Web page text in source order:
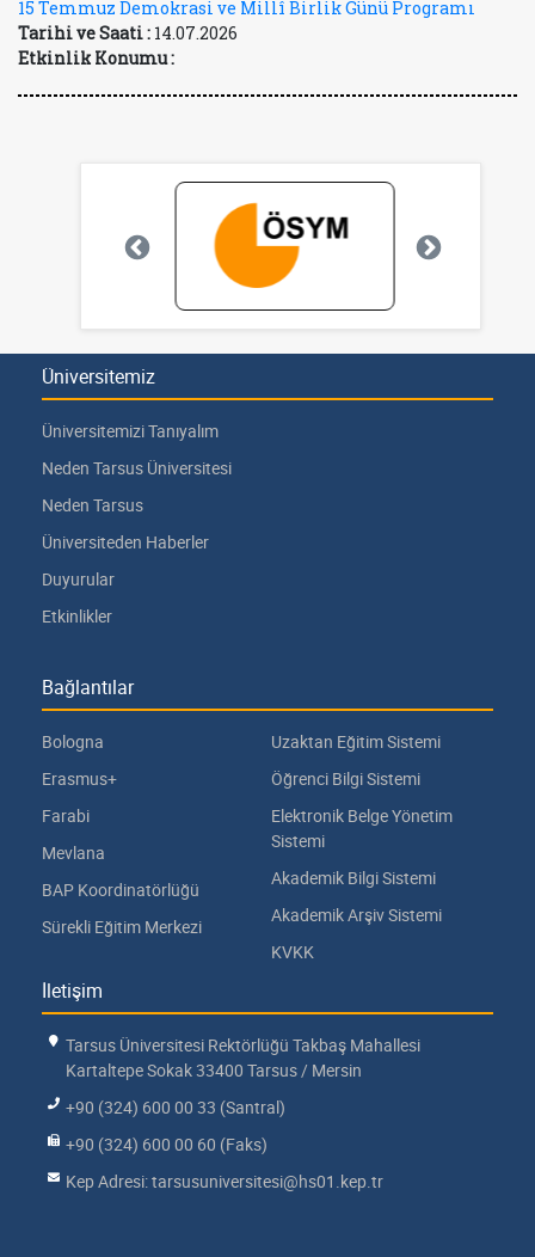
15 Temmuz Demokrasi ve Millî Birlik Günü Programı
Tarihi ve Saati : 14.07.2026
Etkinlik Konumu :
Üniversitemiz
Üniversitemizi Tanıyalım
Neden Tarsus Üniversitesi
Neden Tarsus
Üniversiteden Haberler
Duyurular
Etkinlikler
Bağlantılar
Bologna
Erasmus+
Farabi
Mevlana
BAP Koordinatörlüğü
Sürekli Eğitim Merkezi
Uzaktan Eğitim Sistemi
Öğrenci Bilgi Sistemi
Elektronik Belge Yönetim
Sistemi
Akademik Bilgi Sistemi
Akademik Arşiv Sistemi
KVKK
İletişim
Tarsus Üniversitesi Rektörlüğü Takbaş Mahallesi
Kartaltepe Sokak 33400 Tarsus / Mersin
+90 (324) 600 00 33 (Santral)
+90 (324) 600 00 60 (Faks)
Kep Adresi: tarsusuniversitesi@hs01.kep.tr